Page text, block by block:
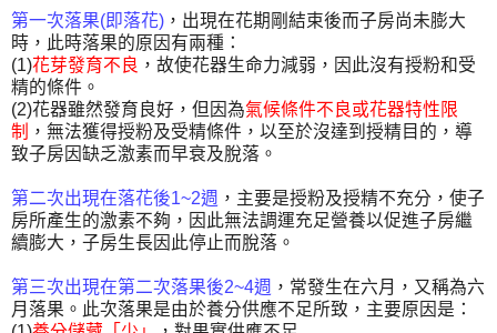
第一次落果(即落花) ，出現在花期剛結束後而子房尚未膨大
時，此時落果的原因有兩種：
(1)花芽發育不良 ，故使花器生命力減弱，因此沒有授粉和受
精的條件。
(2)花器雖然發育良好，但因為氣候條件不良或花器特性限
制 ，無法獲得授粉及受精條件，以至於沒達到授精目的，導
致子房因缺乏激素而早衰及脫落。
第二次出現在落花後1~2週 ，主要是授粉及授精不充分，使子
房所產生的激素不夠，因此無法調運充足營養以促進子房繼
續膨大，子房生長因此停止而脫落。
第三次出現在第二次落果後2~4週 ，常發生在六月，又稱為六
月落果。此次落果是由於養分供應不足所致，主要原因是：